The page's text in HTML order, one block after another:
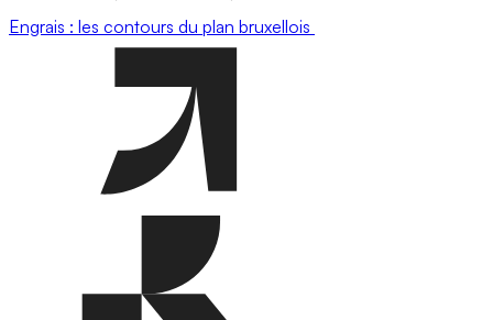
Engrais : les contours du plan bruxellois